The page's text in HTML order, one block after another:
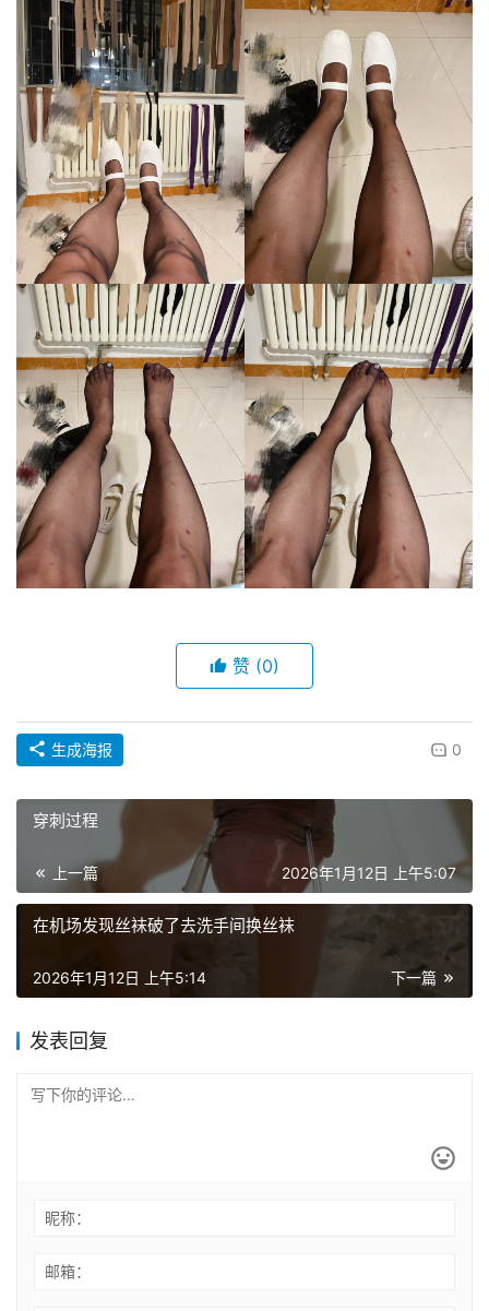
美
甲
视
频
重
味
露
出
赞 (0)
生成海报 0
穿刺过程
上一篇 2026年1月12日 上午5:07
在机场发现丝袜破了去洗手间换丝袜
下一篇
2026年1月12日 上午5:14
发表回复
昵称：
邮箱：